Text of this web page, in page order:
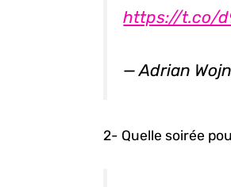
https://t.co/
— Adrian
2- Quelle soirée